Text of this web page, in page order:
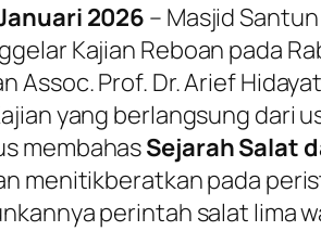
2026 – Masjid
Kajian Reboan pada
Assoc. Prof. Dr. Arief
yang berlangsung dari
membahasSejarah Salat
menitikberatkan pada
perintah salat lima